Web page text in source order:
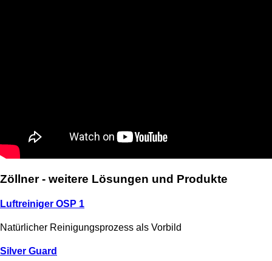
Zöllner - weitere Lösungen und Produkte
Luftreiniger OSP 1
Natürlicher Reinigungsprozess als Vorbild
Silver Guard